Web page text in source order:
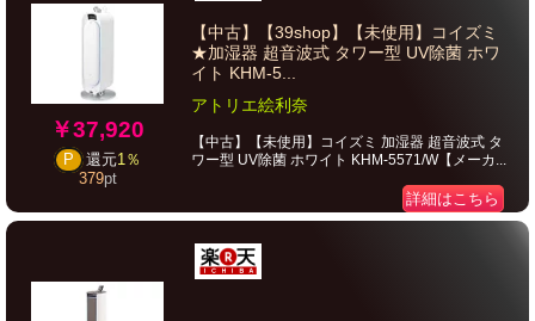
￥37,920
P 還元1％
379pt
【中古】【39shop】【未使用】コイズミ
★加湿器 超音波式 タワー型 UV除菌 ホワ
イト KHM-5...
アトリエ絵利奈
【中古】【未使用】コイズミ 加湿器 超音波式 タ
ワー型 UV除菌 ホワイト KHM-5571/W【メーカ...
詳細はこちら